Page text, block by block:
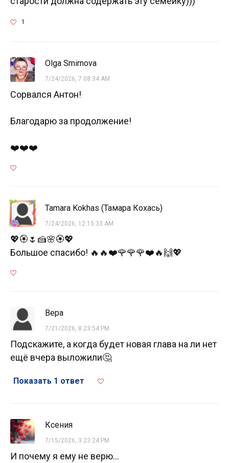
1
Olga Smirnova
7/24/2026, 7:08:34 AM
Сорвался Антон!
Благодарю за продолжение!
❤️❤️❤️
Tamara Kokhas (Тамара Кохась)
7/24/2026, 12:15:33 AM
💖🏵️🌷🍰🌸🏵️💖
Большое спасибо! 🔥🔥❤️🌹🌹🌹❤️🔥🙌💖
Вера
7/21/2026, 8:23:54 PM
Подскажите, а когда будет новая глава на ли нет
ещё вчера выложили🤔
Показать 1 ответ
Кcения
7/15/2026, 3:23:24 PM
И почему я ему не верю...